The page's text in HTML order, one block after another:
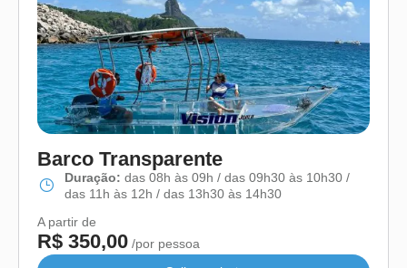
Barco Transparente
Duração: das 08h às 09h / das 09h30 às 10h30 /
das 11h às 12h / das 13h30 às 14h30
A partir de
R$ 350,00 /por pessoa